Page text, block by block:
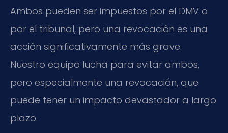
Ambos pueden ser impuestos por el DMV o
por el tribunal, pero una revocación es una
acción significativamente más grave.
Nuestro equipo lucha para evitar ambos,
pero especialmente una revocación, que
puede tener un impacto devastador a largo
plazo.